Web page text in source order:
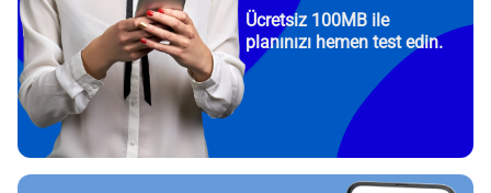
Ücretsiz 100MB ile
planınızı hemen test edin.